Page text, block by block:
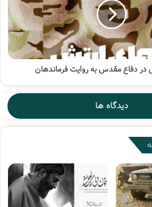
در دفاع مقدس به روایت فرماندهان
دیدگاه ها